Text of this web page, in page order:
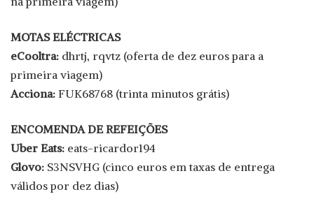
MOTAS ELÉCTRICAS
eCooltra: dhrtj, rqvtz (oferta de dez euros para a
primeira viagem)
Acciona: FUK68768 (trinta minutos grátis)
ENCOMENDA DE REFEIÇÕES
Uber Eats: eats-ricardor194
Glovo: S3NSVHG (cinco euros em taxas de entrega
válidos por dez dias)